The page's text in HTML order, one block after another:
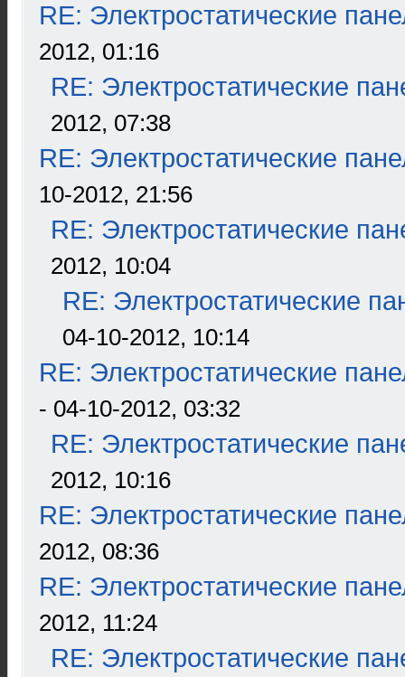
RE: Электростатические
2012, 01:16
RE: Электростатические
2012, 07:38
RE: Электростатические
10-2012, 21:56
RE: Электростатические
2012, 10:04
RE: Электростатические
04-10-2012, 10:14
RE: Электростатические
- 04-10-2012, 03:32
RE: Электростатические
2012, 10:16
RE: Электростатические
2012, 08:36
RE: Электростатические
2012, 11:24
RE: Электростатические